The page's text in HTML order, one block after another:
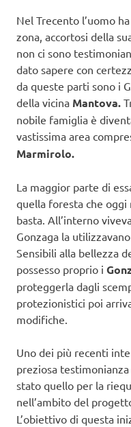
Nel Trecento l’uomo
zona, accortosi della
non ci sono
dato sapere con
da queste parti sono i
della vicina Mantova.
nobile famiglia è
vastissima area
Marmirolo.
La maggior parte di
quella foresta che oggi
basta. All’interno
Gonzaga la
Sensibili alla bellezza
possesso proprio i
proteggerla dagli
protezionistici poi
modifiche.
Uno dei più recenti
preziosa
stato quello per la
nell’ambito del
L’obiettivo di questa